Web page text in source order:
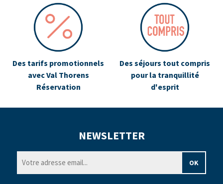
Des tarifs promotionnels
avec Val Thorens
Réservation
Des séjours tout compris
pour la tranquillité
d'esprit
NEWSLETTER